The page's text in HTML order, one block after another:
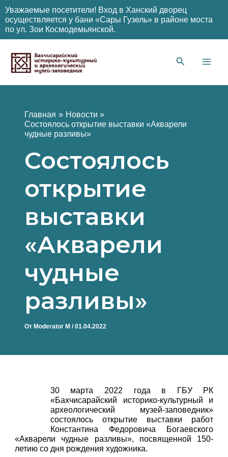
Уважаемые посетители! Вход в Ханский дворец
осуществляется у бани «Сары Гузель» в районе моста
по ул. Зои Космодемьянской.
содержимому
Главная
Новости
Состоялось открытие выставки «Акварели
чудные разливы»
Состоялось
открытие
выставки
«Акварели
чудные
разливы»
От Moderator M /01.04.2022
30 марта 2022 года в ГБУ РК
«Бахчисарайский историко-культурный и
археологический музей-заповедник»
состоялось открытие выставки работ
Константина Федоровича Богаевского
«Акварели чудные разливы», посвященной 150-
летию со дня рождения художника.